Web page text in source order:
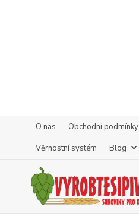
O nás Obchodní podmínky
Věrnostní systém
Blog